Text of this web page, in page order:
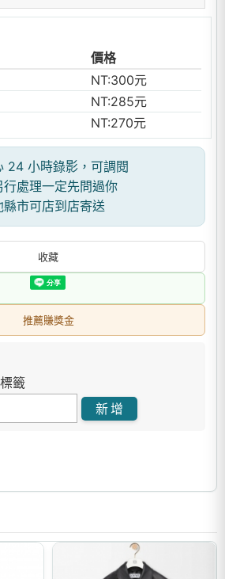
價格
NT:300元
NT:285元
NT:270元
24 小時錄影，可調閱
行處理一定先問過你
縣市可店到店寄送
收藏
推薦賺獎金
籤